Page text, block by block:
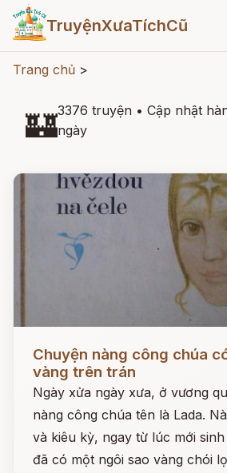
TruyệnXưaTíchCũ
Trang chủ >
🏰3376 truyện • Cập nhật
ngày
Chuyện nàng công chúa
vàng trên trán
Ngày xửa ngày xưa, ở vương
nàng công chúa tên là Lada.
và kiêu kỳ, ngay từ lúc mới
đã có một ngôi sao vàng chói